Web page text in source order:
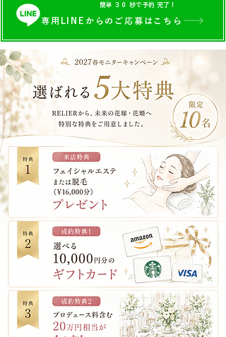
専用LINEからのご応募はこちら
簡単 ３０ 秒で予約 完了！